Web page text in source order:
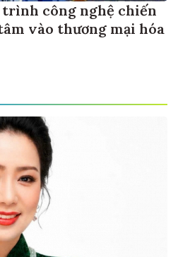
trình công nghệ chiến
vào thương mại hóa